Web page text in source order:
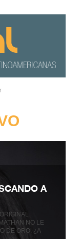
A
NO LE
DE ORO. ¿A